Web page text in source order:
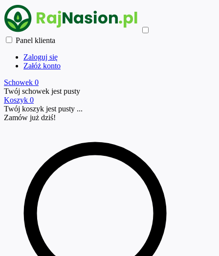
Panel klienta
Zaloguj się
Załóż konto
Schowek 0
Twój schowek jest pusty
Koszyk 0
Twój koszyk jest pusty ...
Zamów już dziś!